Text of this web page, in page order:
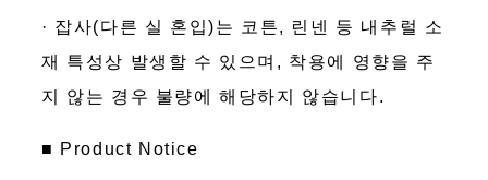
· 잡사(다른 실 혼입)는 코튼, 린넨 등 내추럴 소
재 특성상 발생할 수 있으며, 착용에 영향을 주
지 않는 경우 불량에 해당하지 않습니다.
■ Product Notice